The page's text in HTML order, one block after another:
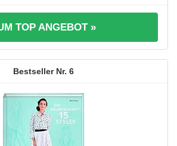
TOP ANGEBOT »
6